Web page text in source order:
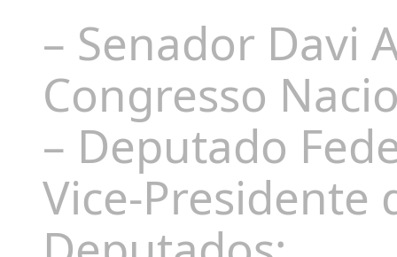
– Senador Davi
Congresso
– Deputado
Vice-Presidente